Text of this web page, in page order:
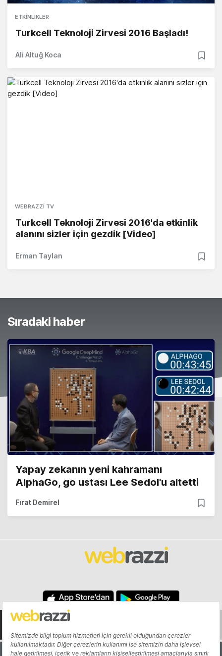
ETKINLIKLER
Turkcell Teknoloji Zirvesi 2016 Başladı!
Ali Altuğ Koca
WEBRAZZI TV
Turkcell Teknoloji Zirvesi 2016'da etkinlik
alanını sizler için gezdik [Video]
Erman Taylan
Sıradaki haber
Yapay zekanın yeni kahramanı
AlphaGo, go ustası Lee Sedol'u altetti
Fırat Demirel